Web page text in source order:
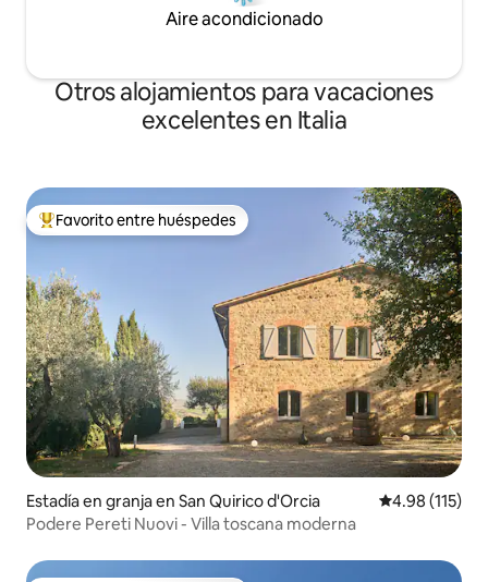
Aire acondicionado
Otros alojamientos para vacaciones
excelentes en Italia
Favorito entre huéspedes preferido
Favorito entre huéspedes
Estadía en granja en San Quirico d'Orcia Calificación
4.98 (115)
Podere Pereti Nuovi - Villa toscana moderna